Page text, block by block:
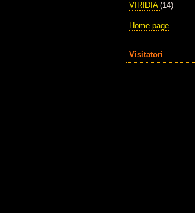
VIRIDIA (14)
Home page
Visitatori